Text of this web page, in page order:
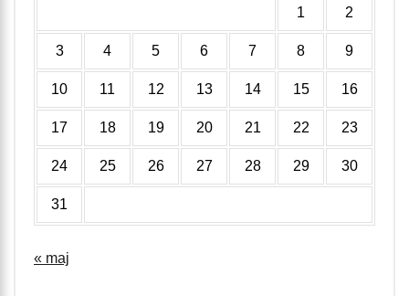
1 2
3 4 5 6 7 8 9
10 11 12 13 14 15 16
17 18 19 20 21 22 23
24 25 26 27 28 29 30
31
« maj